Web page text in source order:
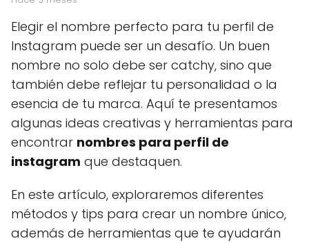
Elegir el nombre perfecto para tu perfil de
Instagram puede ser un desafío. Un buen
nombre no solo debe ser catchy, sino que
también debe reflejar tu personalidad o la
esencia de tu marca. Aquí te presentamos
algunas ideas creativas y herramientas para
encontrar nombres para perfil de
instagram que destaquen.
En este artículo, exploraremos diferentes
métodos y tips para crear un nombre único,
además de herramientas que te ayudarán